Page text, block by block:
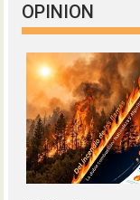
OPINION